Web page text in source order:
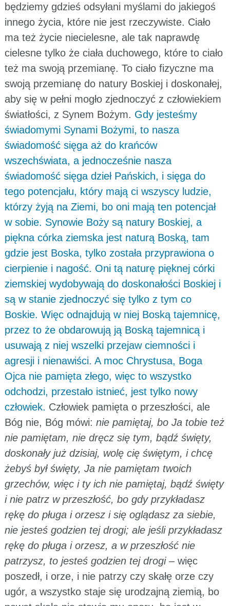
będziemy gdzieś odsyłani myślami do jakiegoś
innego życia, które nie jest rzeczywiste. Ciało
ma też życie niecielesne, ale tak naprawdę
cielesne tylko że ciała duchowego, które to ciało
też ma swoją przemianę. To ciało fizyczne ma
swoją przemianę do natury Boskiej i doskonałej,
aby się w pełni mogło zjednoczyć z człowiekiem
światłości, z Synem Bożym. Gdy jesteśmy
świadomymi Synami Bożymi, to nasza
świadomość sięga aż do krańców
wszechświata, a jednocześnie nasza
świadomość sięga dzieł Pańskich, i sięga do
tego potencjału, który mają ci wszyscy ludzie,
którzy żyją na Ziemi, bo oni mają ten potencjał
w sobie. Synowie Boży są natury Boskiej, a
piękna córka ziemska jest naturą Boską, tam
gdzie jest Boska, tylko została przyprawiona o
cierpienie i nagość. Oni tą naturę pięknej córki
ziemskiej wydobywają do doskonałości Boskiej i
są w stanie zjednoczyć się tylko z tym co
Boskie. Więc odnajdują w niej Boską tajemnicę,
przez to że obdarowują ją Boską tajemnicą i
usuwają z niej wszelki przejaw ciemności i
agresji i nienawiści. A moc Chrystusa, Boga
Ojca nie pamięta złego, więc to wszystko
odchodzi, przestało istnieć, jest tylko nowy
człowiek. Człowiek pamięta o przeszłości, ale
Bóg nie, Bóg mówi: nie pamiętaj, bo Ja tobie też
nie pamiętam, nie dręcz się tym, bądź święty,
doskonały już dzisiaj, wolę cię świętym, i chcę
żebyś był święty, Ja nie pamiętam twoich
grzechów, więc i ty ich nie pamiętaj, bądź święty
i nie patrz w przeszłość, bo gdy przykładasz
rękę do pługa i orzesz i się oglądasz za siebie,
nie jesteś godzien tej drogi; ale jeśli przykładasz
rękę do pługa i orzesz, a w przeszłość nie
patrzysz, to jesteś godzien tej drogi– więc
poszedł, i orze, i nie patrzy czy skałę orze czy
ugór, a wszystko staje się urodzajną ziemią, bo